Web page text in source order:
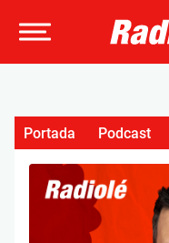
Portada Podcast